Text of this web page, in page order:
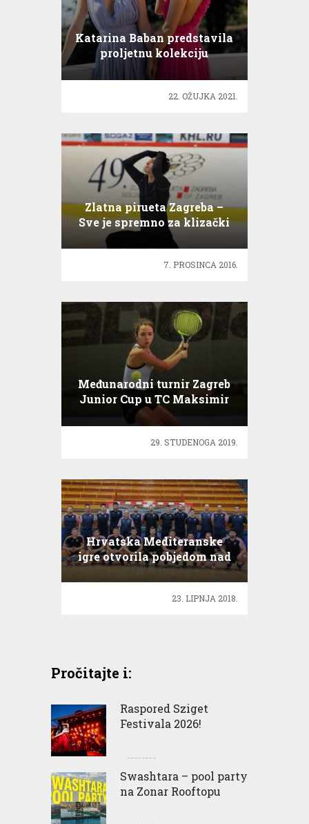
Katarina Baban predstavila
proljetnu kolekciju
22. OŽUJKA 2021.
Zlatna pirueta Zagreba –
Sve je spremno za klizački
spektakl
7. PROSINCA 2016.
Međunarodni turnir Zagreb
Junior Cup u TC Maksimir
29. STUDENOGA 2019.
Hrvatska Mediteranske
igre otvorila pobjedom nad
Italijom
23. LIPNJA 2018.
Pročitajte i:
Raspored Sziget
Festivala 2026!
Swashtara – pool party
na Zonar Rooftopu